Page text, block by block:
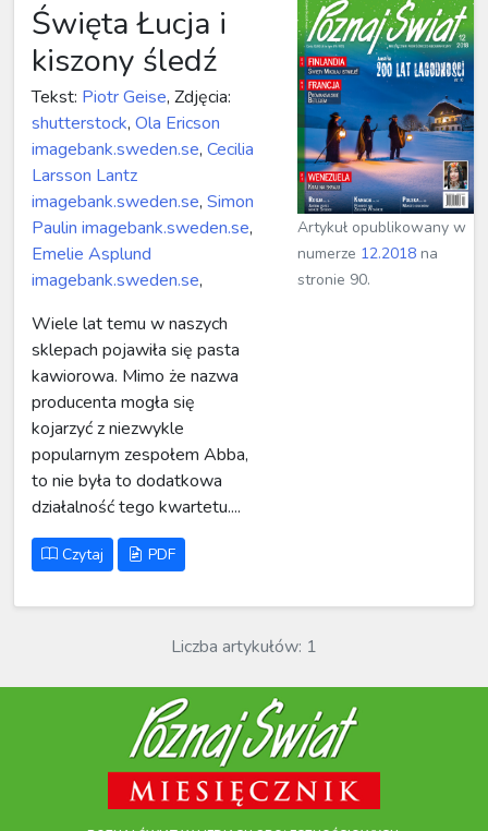
Święta Łucja i
kiszony śledź
Tekst: Piotr Geise, Zdjęcia:
shutterstock, Ola Ericson
imagebank.sweden.se, Cecilia
Larsson Lantz
imagebank.sweden.se, Simon
Paulin imagebank.sweden.se,
Emelie Asplund
imagebank.sweden.se,
Wiele lat temu w naszych
sklepach pojawiła się pasta
kawiorowa. Mimo że nazwa
producenta mogła się
kojarzyć z niezwykle
popularnym zespołem Abba,
to nie była to dodatkowa
działalność tego kwartetu....
Czytaj PDF
Artykuł opublikowany w
numerze 12.2018 na
stronie 90.
Liczba artykułów: 1